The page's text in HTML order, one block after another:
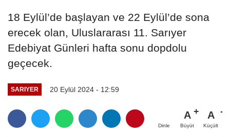
Sarıyer Çayırbaşı’nda Altyapı Sorunu
Tarihe Karışıyor